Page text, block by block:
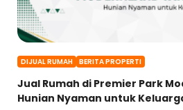
DIJUAL RUMAH BERITA PROPERTI
Jual Rumah di Premier Park
Hunian Nyaman untuk